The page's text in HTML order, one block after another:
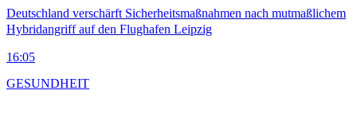
Deutschland verschärft Sicherheitsmaßnahmen nach mutmaßlichem
Hybridangriff auf den Flughafen Leipzig
16:05
GESUNDHEIT